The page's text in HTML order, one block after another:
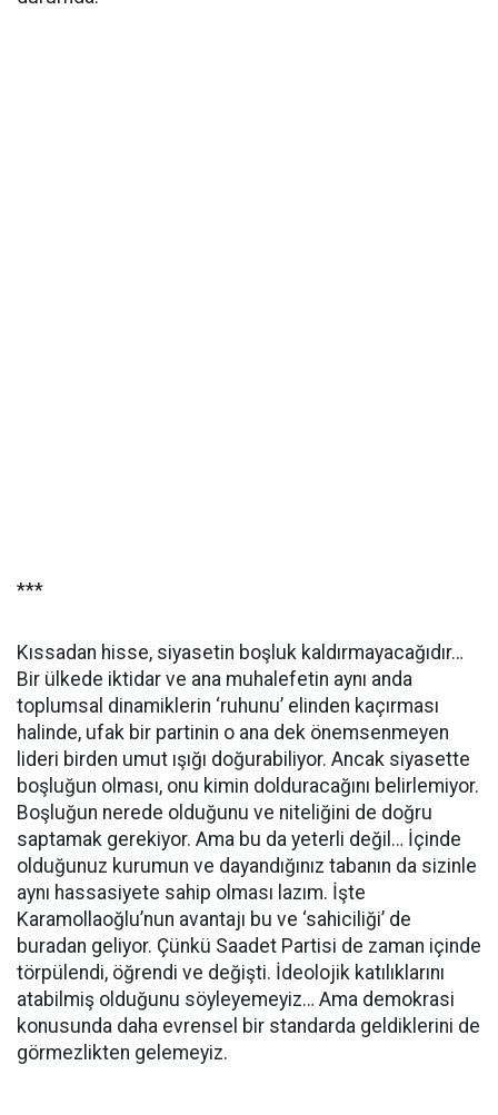
***
Kıssadan hisse, siyasetin boşluk kaldırmayacağıdır…
Bir ülkede iktidar ve ana muhalefetin aynı anda
toplumsal dinamiklerin ‘ruhunu’ elinden kaçırması
halinde, ufak bir partinin o ana dek önemsenmeyen
lideri birden umut ışığı doğurabiliyor. Ancak siyasette
boşluğun olması, onu kimin dolduracağını belirlemiyor.
Boşluğun nerede olduğunu ve niteliğini de doğru
saptamak gerekiyor. Ama bu da yeterli değil… İçinde
olduğunuz kurumun ve dayandığınız tabanın da sizinle
aynı hassasiyete sahip olması lazım. İşte
Karamollaoğlu’nun avantajı bu ve ‘sahiciliği’ de
buradan geliyor. Çünkü Saadet Partisi de zaman içinde
törpülendi, öğrendi ve değişti. İdeolojik katılıklarını
atabilmiş olduğunu söyleyemeyiz… Ama demokrasi
konusunda daha evrensel bir standarda geldiklerini de
görmezlikten gelemeyiz.